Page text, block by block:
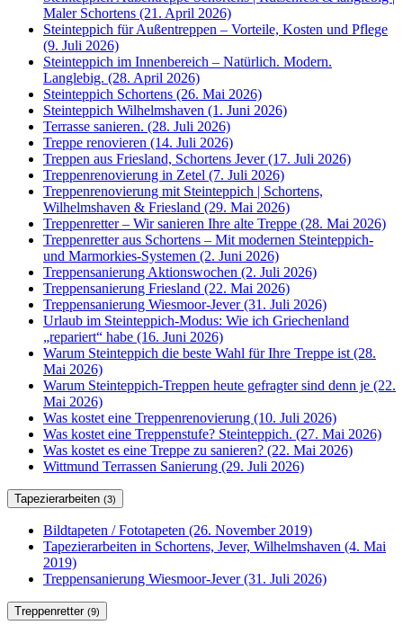
Maler Schortens (21. April 2026)
Steinteppich für Außentreppen – Vorteile, Kosten und Pflege
(9. Juli 2026)
Steinteppich im Innenbereich – Natürlich. Modern.
Langlebig. (28. April 2026)
Steinteppich Schortens (26. Mai 2026)
Steinteppich Wilhelmshaven (1. Juni 2026)
Terrasse sanieren. (28. Juli 2026)
Treppe renovieren (14. Juli 2026)
Treppen aus Friesland, Schortens Jever (17. Juli 2026)
Treppenrenovierung in Zetel (7. Juli 2026)
Treppenrenovierung mit Steinteppich | Schortens,
Wilhelmshaven & Friesland (29. Mai 2026)
Treppenretter – Wir sanieren Ihre alte Treppe (28. Mai 2026)
Treppenretter aus Schortens – Mit modernen Steinteppich-
und Marmorkies-Systemen (2. Juni 2026)
Treppensanierung Aktionswochen (2. Juli 2026)
Treppensanierung Friesland (22. Mai 2026)
Treppensanierung Wiesmoor-Jever (31. Juli 2026)
Urlaub im Steinteppich-Modus: Wie ich Griechenland
„repariert“ habe (16. Juni 2026)
Warum Steinteppich die beste Wahl für Ihre Treppe ist (28.
Mai 2026)
Warum Steinteppich-Treppen heute gefragter sind denn je (22.
Mai 2026)
Was kostet eine Treppenrenovierung (10. Juli 2026)
Was kostet eine Treppenstufe? Steinteppich. (27. Mai 2026)
Was kostet es eine Treppe zu sanieren? (22. Mai 2026)
Wittmund Terrassen Sanierung (29. Juli 2026)
Tapezierarbeiten (3)
Bildtapeten / Fototapeten (26. November 2019)
Tapezierarbeiten in Schortens, Jever, Wilhelmshaven (4. Mai
2019)
Treppensanierung Wiesmoor-Jever (31. Juli 2026)
Treppenretter (9)